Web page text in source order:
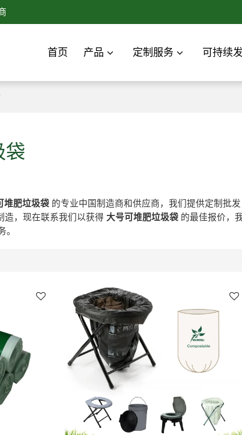
首页 产品 定制服务 可持续
袋
堆肥垃圾袋的专业中国制造商和供应商，我们提供定制批发
造，现在联系我们以获得 大号可堆肥垃圾袋的最佳报价，